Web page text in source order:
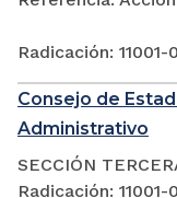
Radicación:
Consejo de
Administrativo
SECCIÓN
Radicación: